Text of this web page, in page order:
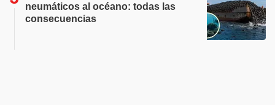
neumáticos al océano: todas las
consecuencias